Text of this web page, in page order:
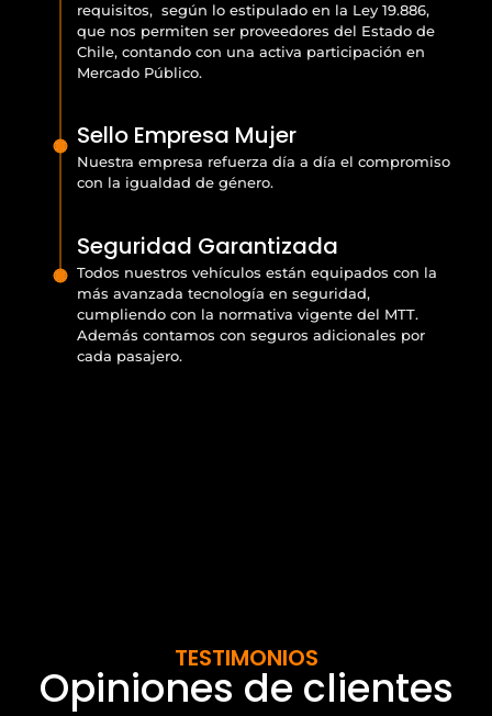
requisitos, según lo estipulado en la Ley 19.886,
que nos permiten ser proveedores del Estado de
Chile, contando con una activa participación en
Mercado Público.
Sello Empresa Mujer
Nuestra empresa refuerza día a día el compromiso
con la igualdad de género.
Seguridad Garantizada
Todos nuestros vehículos están equipados con la
más avanzada tecnología en seguridad,
cumpliendo con la normativa vigente del MTT.
Además contamos con seguros adicionales por
cada pasajero.
TESTIMONIOS
Opiniones de clientes